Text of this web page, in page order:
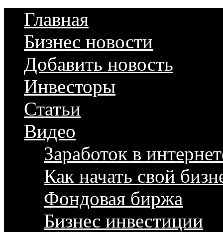
Главная
Бизнес новости
Добавить новость
Инвесторы
Статьи
Видео
Заработок в
Как начать свой
Фондовая биржа
Бизнес инвестиции